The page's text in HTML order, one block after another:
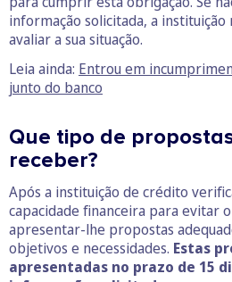
informação solicitada, a instituição
avaliar a sua situação.
Leia ainda: Entrou em
junto do banco
Que tipo de
receber?
Após a instituição de crédito
capacidade financeira para evitar
apresentar-lhe propostas
objetivos e necessidades. Estas
apresentadas no prazo de 15